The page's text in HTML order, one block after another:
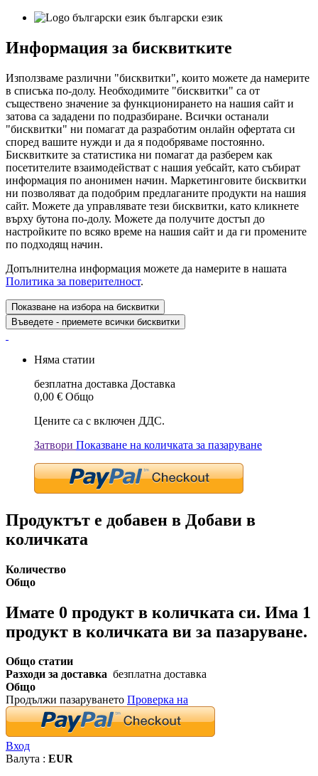
български език
Информация за бисквитките
Използваме различни "бисквитки", които можете да намерите
в списъка по-долу. Необходимите "бисквитки" са от
съществено значение за функционирането на нашия сайт и
затова са зададени по подразбиране. Всички останали
"бисквитки" ни помагат да разработим онлайн офертата си
според вашите нужди и да я подобряваме постоянно.
Бисквитките за статистика ни помагат да разберем как
посетителите взаимодействат с нашия уебсайт, като събират
информация по анонимен начин. Маркетинговите бисквитки
ни позволяват да подобрим предлаганите продукти на нашия
сайт. Можете да управлявате тези бисквитки, като кликнете
върху бутона по-долу. Можете да получите достъп до
настройките по всяко време на нашия сайт и да ги промените
по подходящ начин.
Допълнителна информация можете да намерите в нашата
Политика за поверителност.
Показване на избора на бисквитки
Въведете - приемете всички бисквитки
Няма статии
безплатна доставка Доставка
0,00 € Общо
Цените са с включен ДДС.
Затвори Показване на количката за пазаруване
Продуктът е добавен в Добави в
количката
Количество
Общо
Имате 0 продукт в количката си. Има 1
продукт в количката ви за пазаруване.
Общо статии
Разходи за доставка безплатна доставка
Общо
Продължи пазаруването Проверка на
Вход
Валута : EUR